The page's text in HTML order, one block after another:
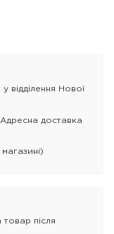
Нової
доставка
після